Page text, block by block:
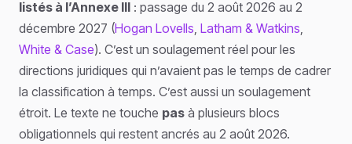
listés à l’Annexe III : passage du 2 août 2026 au 2
décembre 2027 (Hogan Lovells Latham & Watkins
White & Case). C’est un soulagement réel pour les
directions juridiques qui n’avaient pas le temps de cadrer
la classification à temps. C’est aussi un soulagement
étroit. Le texte ne touche pas à plusieurs blocs
obligationnels qui restent ancrés au 2 août 2026.